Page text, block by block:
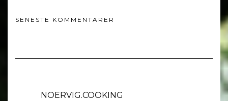
SENESTE KOMMENTARER
NOERVIG.COOKING